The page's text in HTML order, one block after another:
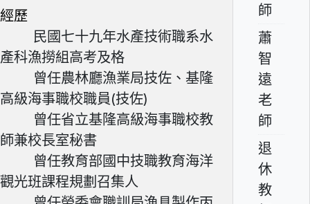
師
蕭
智
遠
老
師
退
休
教
經歷
民國七十九年水產技術職系水
產科漁撈組高考及格
曾任農林廳漁業局技佐、基隆
高級海事職校職員(技佐)
曾任省立基隆高級海事職校教
師兼校長室秘書
曾任教育部國中技職教育海洋
觀光班課程規劃召集人